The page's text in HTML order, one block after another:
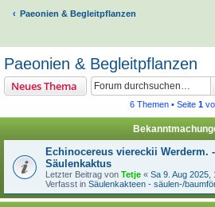
Paeonien & Begleitpflanzen
Paeonien & Begleitpflanzen
Neues Thema
6 Themen • Seite 1
Echinocereus viereckii Werderm.
Säulenkaktus
Letzter Beitrag von Tetje « Sa 9. Aug 2025,
Verfasst in Säulenkakteen - säulen-/